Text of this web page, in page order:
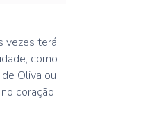
vezes terá
como
Oliva ou
coração